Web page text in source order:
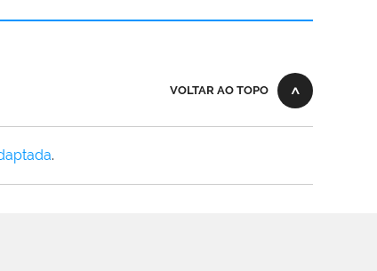
VOLTAR AO TOPO
.